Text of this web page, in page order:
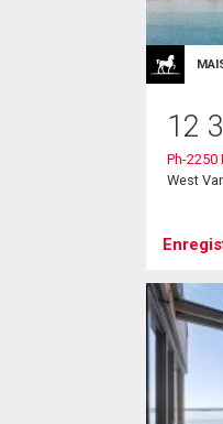
12
Ph-2250
West